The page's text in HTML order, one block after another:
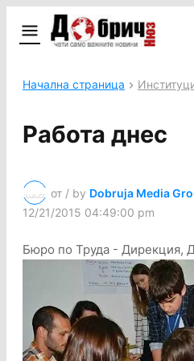
Начална страница
Работа днес
от / by Dobruja Media
12/21/2015 04:49:00 pm
Бюро по Труда - Дирекция,